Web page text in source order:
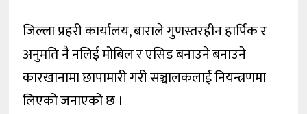
जिल्ला प्रहरी कार्यालय, बाराले गुणस्तरहीन हार्पिक र
अनुमति नै नलिई मोबिल र एसिड बनाउने बनाउने
कारखानामा छापामारी गरी सञ्चालकलाई नियन्त्रणमा
लिएको जनाएको छ ।